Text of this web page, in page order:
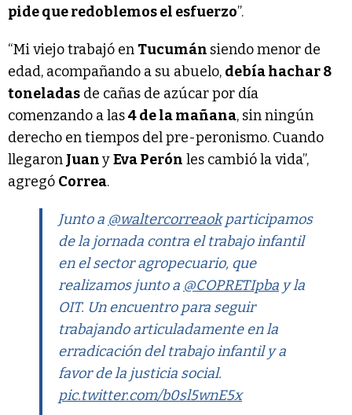
pide que redoblemos el esfuerzo”.
“Mi viejo trabajó en Tucumán siendo menor de
edad, acompañando a su abuelo, debía hachar 8
toneladas de cañas de azúcar por día
comenzando a las4 de la mañana, sin ningún
derecho en tiempos del pre-peronismo. Cuando
llegaron JuanyEva Perón les cambió la vida”,
agregó Correa.
Junto a @waltercorreaokparticipamos
de la jornada contra el trabajo infantil
en el sector agropecuario, que
realizamos junto a @COPRETIpba y la
OIT. Un encuentro para seguir
trabajando articuladamente en la
erradicación del trabajo infantil y a
favor de la justicia social.
pic.twitter.com/b0sl5wnE5x